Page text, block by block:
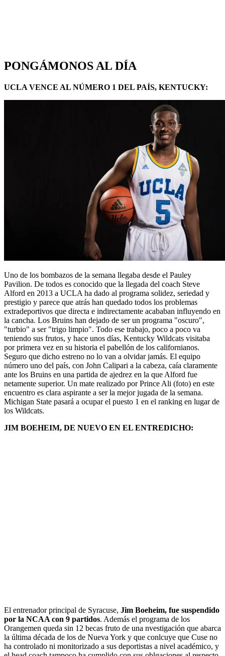
PONGÁMONOS AL DÍA
UCLA VENCE AL NÚMERO 1 DEL PAÍS, KENTUCKY:
Uno de los bombazos de la semana llegaba desde el Pauley
Pavilion. De todos es conocido que la llegada del coach Steve
Alford en 2013 a UCLA ha dado al programa solidez, seriedad y
prestigio y parece que atrás han quedado todos los problemas
extradeportivos que directa e indirectamente acababan influyendo en
la cancha. Los Bruins han dejado de ser un programa "oscuro",
"turbio" a ser "trigo limpio". Todo ese trabajo, poco a poco va
teniendo sus frutos, y hace unos días, Kentucky Wildcats visitaba
por primera vez en su historia el pabellón de los californianos.
Seguro que dicho estreno no lo van a olvidar jamás. El equipo
número uno del país, con John Calipari a la cabeza, caía claramente
ante los Bruins en una partida de ajedrez en la que Alford fue
netamente superior. Un mate realizado por Prince Ali (foto) en este
encuentro es clara aspirante a ser la mejor jugada de la semana.
Michigan State pasará a ocupar el puesto 1 en el ranking en lugar de
los Wildcats.
JIM BOEHEIM, DE NUEVO EN EL ENTREDICHO:
El entrenador principal de Syracuse, Jim Boeheim, fue suspendido
por la NCAA con 9 partidos. Además el programa de los
Orangemen queda sin 12 becas fruto de una nvestigación que abarca
la última década de los de Nueva York y que conlcuye que Cuse no
ha controlado ni monitorizado a sus deportistas a nivel académico, y